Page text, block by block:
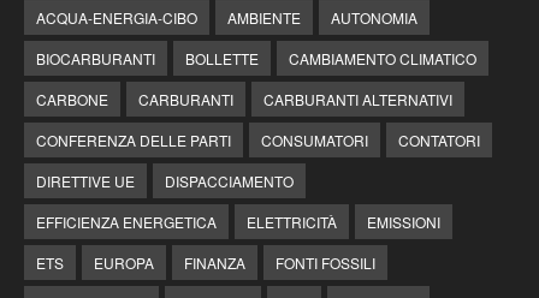
ACQUA-ENERGIA-CIBO AMBIENTE
AUTONOMIA
BIOCARBURANTI
BOLLETTE
CAMBIAMENTO CLIMATICO
CARBONE
CARBURANTI
CARBURANTI ALTERNATIVI
CONFERENZA DELLE PARTI
CONSUMATORI
CONTATORI
DIRETTIVE UE
DISPACCIAMENTO
EFFICIENZA ENERGETICA
ELETTRICITÀ
EMISSIONI
ETS
EUROPA FINANZA
FONTI FOSSILI